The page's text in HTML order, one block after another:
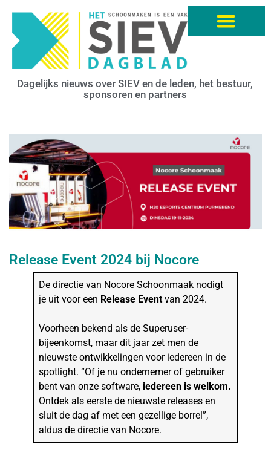
Dagelijks nieuws over SIEV en de leden, het bestuur,
sponsoren en partners
Release Event 2024 bij Nocore
De directie van Nocore Schoonmaak nodigt
je uit voor een Release Event van 2024.
Voorheen bekend als de Superuser-
bijeenkomst, maar dit jaar zet men de
nieuwste ontwikkelingen voor iedereen in de
spotlight. “Of je nu ondernemer of gebruiker
bent van onze software, iedereen is welkom.
Ontdek als eerste de nieuwste releases en
sluit de dag af met een gezellige borrel”,
aldus de directie van Nocore.